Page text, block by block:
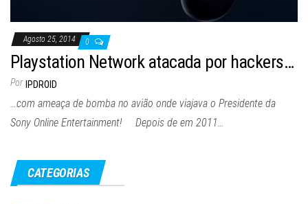
Agosto 25, 2014 0
Playstation Network atacada por hackers…
Por IPDROID
…com ameaça de bomba no avião onde viajava o Presidente da
Sony Online Entertainment! Depois de em 2011…
CATEGORIAS